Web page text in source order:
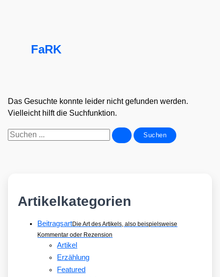
FaRK
Das Gesuchte konnte leider nicht gefunden werden.
Vielleicht hilft die Suchfunktion.
Suchen
Artikelkategorien
BeitragsartDie Art des Artikels, also beispielsweise
Kommentar oder Rezension
Artikel
Erzählung
Featured